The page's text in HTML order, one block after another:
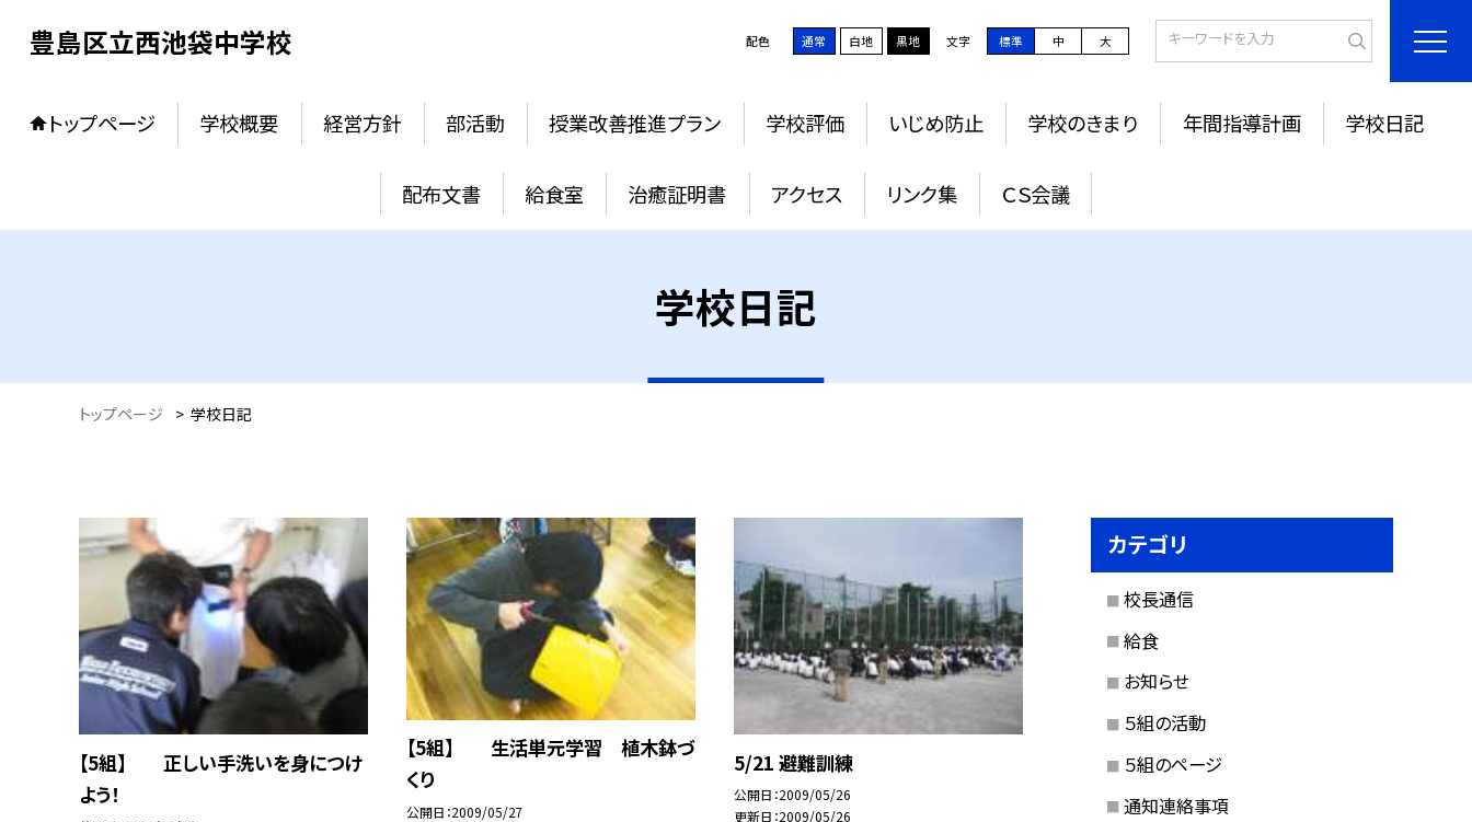
豊島区立西池袋中学校 配色 通常 白地 黒地 文字 標準 中 大
トップページ 学校概要 経営方針 部活動 授業改善推進プラン 学校評価 いじめ防止 学校のきまり 年間指導計画 学校日記
配布文書 給食室 治癒証明書 アクセス リンク集 ＣＳ会議
学校日記
トップページ > 学校日記
【5組】 正しい手洗いを身につけ
よう！
【5組】 生活単元学習 植木鉢づ
くり
公開日 2009/05/27
5/21 避難訓練
公開日 2009/05/26
更新日 2009/05/26
カテゴリ
校長通信
給食
お知らせ
５組の活動
５組のページ
通知連絡事項